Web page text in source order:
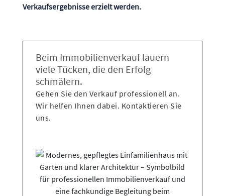
Verkaufsergebnisse erzielt werden.
Beim Immobilienverkauf lauern
viele Tücken, die den Erfolg
schmälern.
Gehen Sie den Verkauf professionell an.
Wir helfen Ihnen dabei. Kontaktieren Sie
uns.